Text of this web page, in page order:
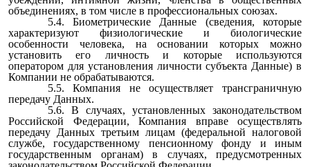
объединениях, в том числе в профессиональных союзах.
5.4. Биометрические Данные (сведения, которые
характеризуют физиологические и биологические
особенности человека, на основании которых можно
установить его личность и которые используются
оператором для установления личности субъекта Данные) в
Компании не обрабатываются.
5.5. Компания не осуществляет трансграничную
передачу Данных.
5.6. В случаях, установленных законодательством
Российской Федерации, Компания вправе осуществлять
передачу Данных третьим лицам (федеральной налоговой
службе, государственному пенсионному фонду и иным
государственным органам) в случаях, предусмотренных